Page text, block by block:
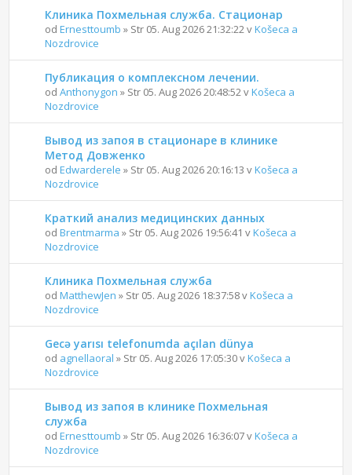
Клиника Похмельная служба. Стационар
odErnesttoumb » Str 05. Aug 2026 21:32:22 vKošeca a
Nozdrovice
Публикация о комплексном лечении.
odAnthonygon » Str 05. Aug 2026 20:48:52 vKošeca a
Nozdrovice
Вывод из запоя в стационаре в клинике
Метод Довженко
odEdwarderele » Str 05. Aug 2026 20:16:13 vKošeca a
Nozdrovice
Краткий анализ медицинских данных
odBrentmarma » Str 05. Aug 2026 19:56:41 vKošeca a
Nozdrovice
Клиника Похмельная служба
odMatthewJen » Str 05. Aug 2026 18:37:58 vKošeca a
Nozdrovice
Gecə yarısı telefonumda açılan dünya
od agnellaoral » Str 05. Aug 2026 17:05:30 vKošeca a
Nozdrovice
Вывод из запоя в клинике Похмельная
служба
odErnesttoumb » Str 05. Aug 2026 16:36:07 vKošeca a
Nozdrovice